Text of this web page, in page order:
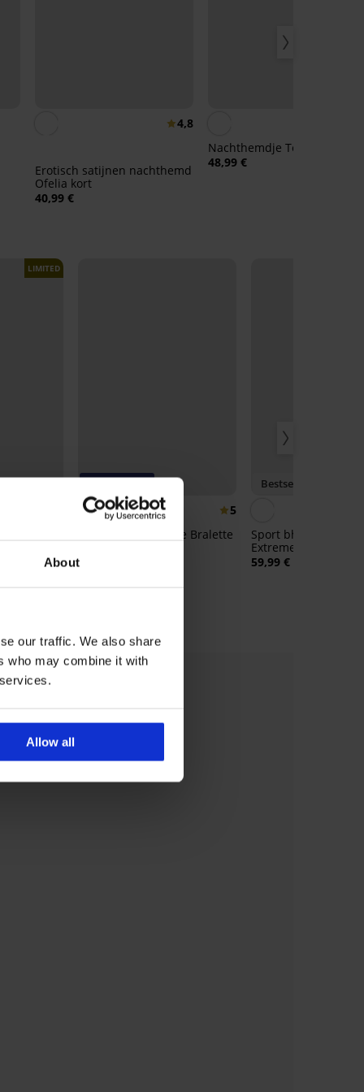
About
our traffic. We also share
who may combine it with
Allow all
4,8
Erotisch satijnen nachthemd
Ofelia kort
40,99 €
Nachthemdje Tora kort
48,99 €
LIMITED
Line
5
Bh Sloggi EVER Ease Bralette
34,99 €
Bestseller
Sport bh Triumph
Extreme Lite
59,99 €